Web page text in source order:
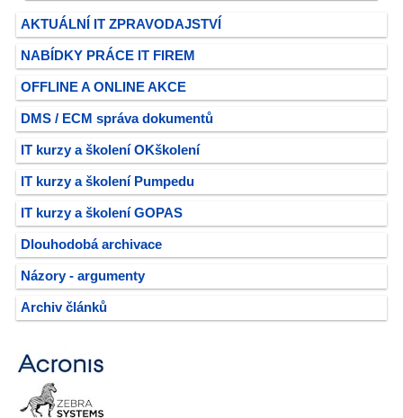
AKTUÁLNÍ IT ZPRAVODAJSTVÍ
NABÍDKY PRÁCE IT FIREM
OFFLINE A ONLINE AKCE
DMS / ECM správa dokumentů
IT kurzy a školení OKškolení
IT kurzy a školení Pumpedu
IT kurzy a školení GOPAS
Dlouhodobá archivace
Názory - argumenty
Archiv článků